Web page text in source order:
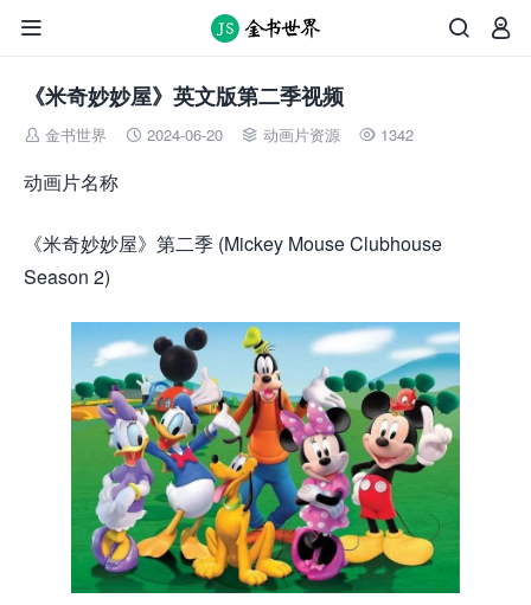



《米奇妙妙屋》英文版第二季视频
 金书世界  2024-06-20  动画片资源  1342
动画片名称
《米奇妙妙屋》第二季 (Mickey Mouse Clubhouse
Season 2)